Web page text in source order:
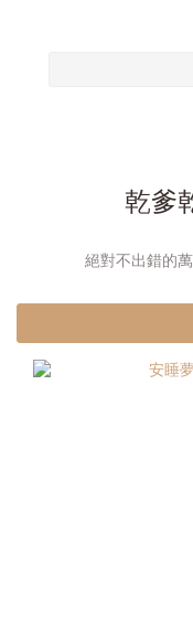
乾爹
絕對不出錯的